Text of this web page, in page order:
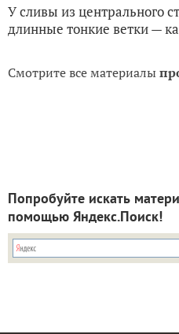
У сливы из центрального
длинные тонкие ветки —
Смотрите все материалы
Попробуйте искать
помощью Яндекс.Поиск!